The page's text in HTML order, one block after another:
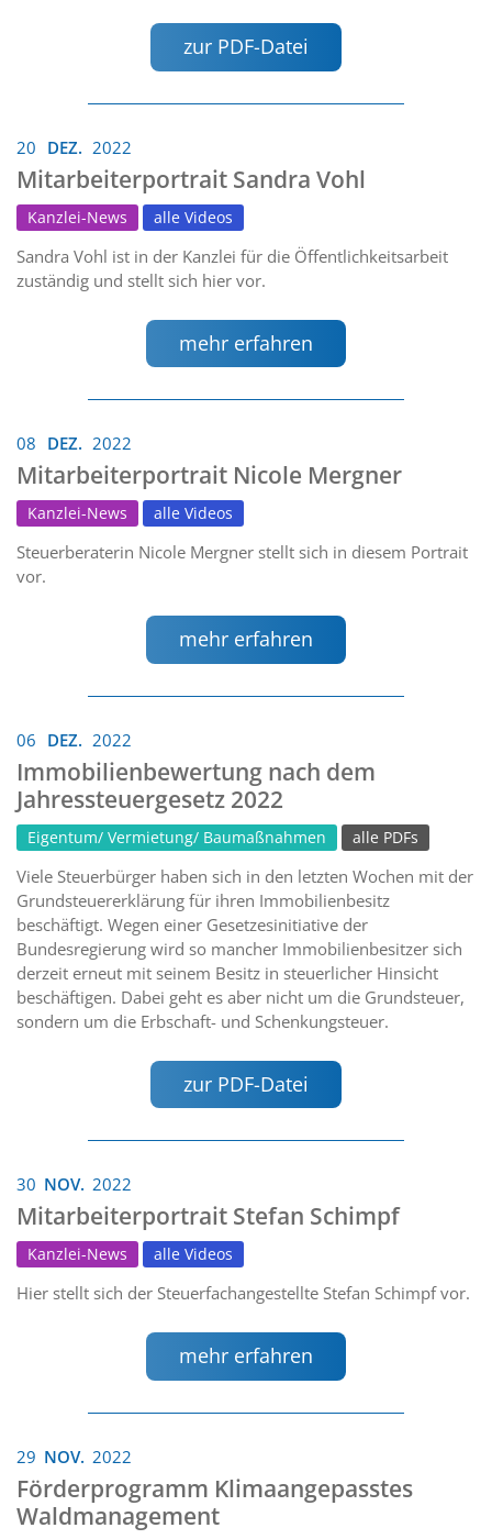
zur PDF-Datei
20 DEZ. 2022
Mitarbeiterportrait Sandra Vohl
Kanzlei-News alle Videos
Sandra Vohl ist in der Kanzlei für die Öffentlichkeitsarbeit
zuständig und stellt sich hier vor.
mehr erfahren
08 DEZ. 2022
Mitarbeiterportrait Nicole Mergner
Kanzlei-News alle Videos
Steuerberaterin Nicole Mergner stellt sich in diesem Portrait
vor.
mehr erfahren
06 DEZ. 2022
Immobilienbewertung nach dem
Jahressteuergesetz 2022
Eigentum/ Vermietung/ Baumaßnahmen alle PDFs
Viele Steuerbürger haben sich in den letzten Wochen mit der
Grundsteuererklärung für ihren Immobilienbesitz
beschäftigt. Wegen einer Gesetzesinitiative der
Bundesregierung wird so mancher Immobilienbesitzer sich
derzeit erneut mit seinem Besitz in steuerlicher Hinsicht
beschäftigen. Dabei geht es aber nicht um die Grundsteuer,
sondern um die Erbschaft- und Schenkungsteuer.
zur PDF-Datei
30 NOV. 2022
Mitarbeiterportrait Stefan Schimpf
Kanzlei-News alle Videos
Hier stellt sich der Steuerfachangestellte Stefan Schimpf vor.
mehr erfahren
29 NOV. 2022
Förderprogramm Klimaangepasstes
Waldmanagement